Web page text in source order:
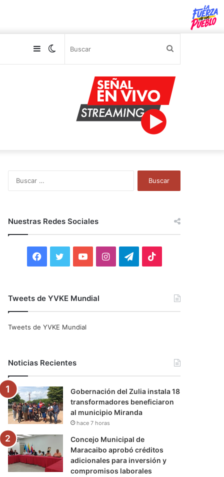
Switch
Sidebar
Nuestras Redes Sociales
F
c
o
k
i
r
Y
u
e
I
r
a
m
T
a
m
Tweets de YVKE Mundial
Tweets de YVKE Mundial
Noticias Recientes
Gobernación del Zulia instala 18
transformadores beneficiaron
al municipio Miranda
hace 7 horas
Concejo Municipal de
Maracaibo aprobó créditos
adicionales para inversión y
compromisos laborales